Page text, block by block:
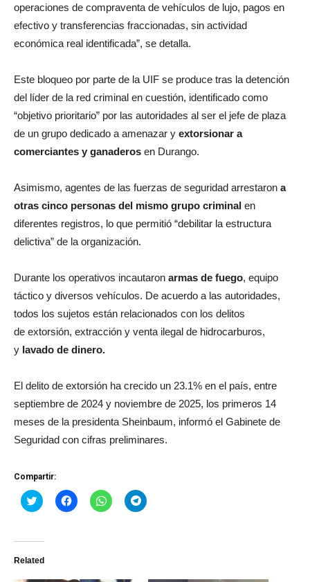
operaciones de compraventa de vehículos de lujo, pagos en
efectivo y transferencias fraccionadas, sin actividad
económica real identificada”, se detalla.
Este bloqueo por parte de la UIF se produce tras la detención
del líder de la red criminal en cuestión, identificado como
“objetivo prioritario” por las autoridades al ser el jefe de plaza
de un grupo dedicado a amenazar y extorsionar a
comerciantes y ganaderos en Durango.
Asimismo, agentes de las fuerzas de seguridad arrestaron a
otras cinco personas del mismo grupo criminal en
diferentes registros, lo que permitió “debilitar la estructura
delictiva” de la organización.
Durante los operativos incautaron armas de fuego, equipo
táctico y diversos vehículos. De acuerdo a las autoridades,
todos los sujetos están relacionados con los delitos
de extorsión, extracción y venta ilegal de hidrocarburos,
y lavado de dinero.
El delito de extorsión ha crecido un 23.1% en el país, entre
septiembre de 2024 y noviembre de 2025, los primeros 14
meses de la presidenta Sheinbaum, informó el Gabinete de
Seguridad con cifras preliminares.
Compartir:
Haz
clic
Twitter
abre
Haz
clic
Haz
clic
Haz
clic
Related